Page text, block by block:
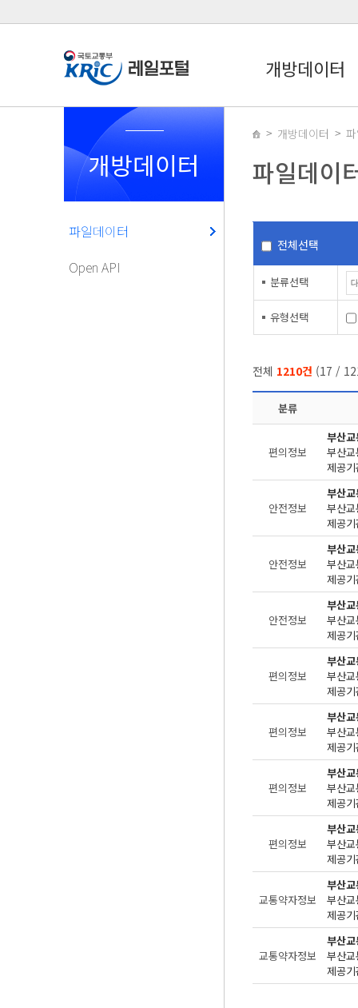
개방데이터
개방데이터
파일데이터
Open API
개방데이터
파일데이
전체선택
분류선택
유형선택
전체 1210건 (17 /
분류
편의정보
부산
제공
안전정보
부산
제공
안전정보
부산
제공
안전정보
부산
제공
편의정보
부산
제공
편의정보
부산
제공
편의정보
부산
제공
편의정보
부산
제공
교통약자정보
부산
제공
교통약자정보
부산
제공